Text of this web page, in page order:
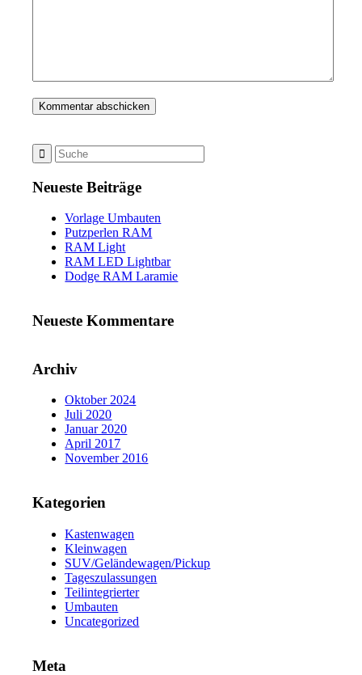
Neueste Beiträge
Vorlage Umbauten
Putzperlen RAM
RAM Light
RAM LED Lightbar
Dodge RAM Laramie
Neueste Kommentare
Archiv
Oktober 2024
Juli 2020
Januar 2020
April 2017
November 2016
Kategorien
Kastenwagen
Kleinwagen
SUV/Geländewagen/Pickup
Tageszulassungen
Teilintegrierter
Umbauten
Uncategorized
Meta